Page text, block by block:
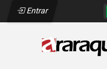
Entrar